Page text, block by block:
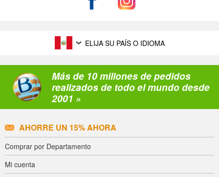
ELIJA SU PAÍS O IDIOMA
Más de 10 millones de pedidos
realizados de todo el mundo desde
2001 »
AHORRE UN 15% AHORA
Comprar por Departamento
Mi cuenta